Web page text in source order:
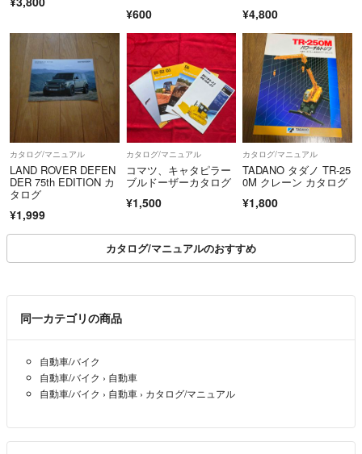
¥600 ¥4,800
カタログ/マニュアル
LAND ROVER DEFEN
DER 75th EDITION カ
タログ
¥1,999
カタログ/マニュアル
コマツ、キャタピラー
ブルドーザーカタログ
¥1,500
カタログ/マニュアル
TADANO タダノ TR-25
0M クレーン カタログ
¥1,800
カタログ/マニュアルのおすすめ
同一カテゴリの商品
自動車/バイク
自動車/バイク › 自動車
自動車/バイク › 自動車 › カタログ/マニュアル